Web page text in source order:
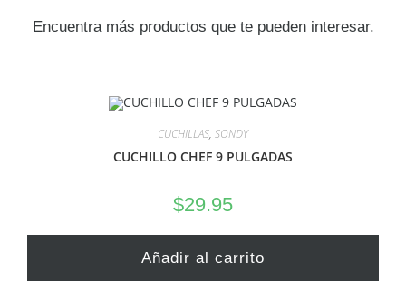
Encuentra más productos que te pueden interesar.
CUCHILLAS, SONDY
CUCHILLO CHEF 9 PULGADAS
$29.95
Añadir al carrito